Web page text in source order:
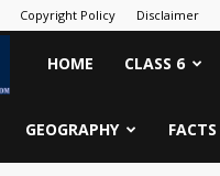
Copyright Policy Disclaimer
Bhugol
Shiksha
HOME CLASS 6
GEOGRAPHY FACTS